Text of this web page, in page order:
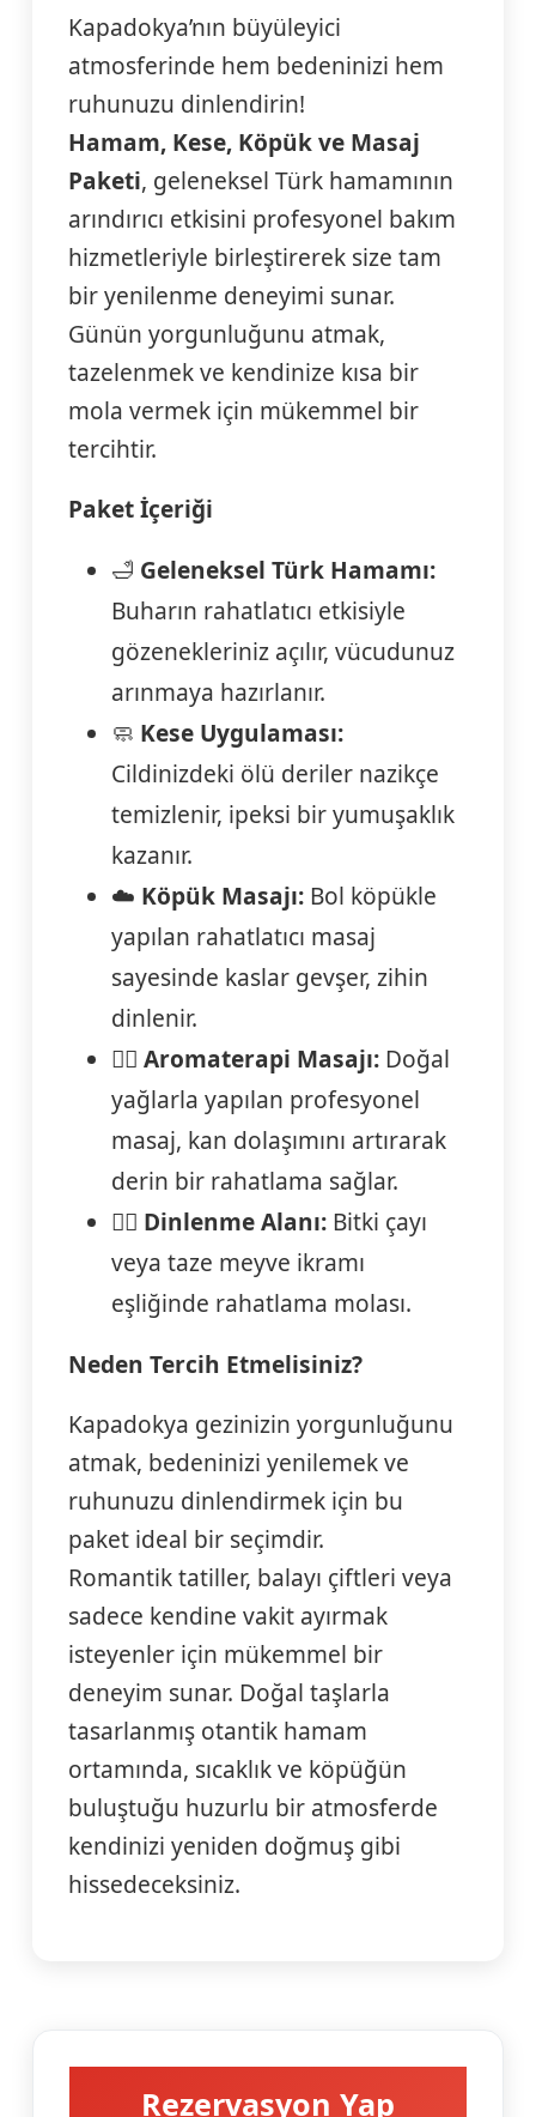
Kapadokya’nın büyüleyici
atmosferinde hem bedeninizi hem
ruhunuzu dinlendirin!
Hamam, Kese, Köpük ve Masaj
Paketi, geleneksel Türk hamamının
arındırıcı etkisini profesyonel bakım
hizmetleriyle birleştirerek size tam
bir yenilenme deneyimi sunar.
Günün yorgunluğunu atmak,
tazelenmek ve kendinize kısa bir
mola vermek için mükemmel bir
tercihtir.
Paket İçeriği
🛁 Geleneksel Türk Hamamı:
Buharın rahatlatıcı etkisiyle
gözenekleriniz açılır, vücudunuz
arınmaya hazırlanır.
🧼 Kese Uygulaması:
Cildinizdeki ölü deriler nazikçe
temizlenir, ipeksi bir yumuşaklık
kazanır.
☁️ Köpük Masajı: Bol köpükle
yapılan rahatlatıcı masaj
sayesinde kaslar gevşer, zihin
dinlenir.
💆‍♀️ Aromaterapi Masajı: Doğal
yağlarla yapılan profesyonel
masaj, kan dolaşımını artırarak
derin bir rahatlama sağlar.
🧖‍♀️ Dinlenme Alanı: Bitki çayı
veya taze meyve ikramı
eşliğinde rahatlama molası.
Neden Tercih Etmelisiniz?
Kapadokya gezinizin yorgunluğunu
atmak, bedeninizi yenilemek ve
ruhunuzu dinlendirmek için bu
paket ideal bir seçimdir.
Romantik tatiller, balayı çiftleri veya
sadece kendine vakit ayırmak
isteyenler için mükemmel bir
deneyim sunar. Doğal taşlarla
tasarlanmış otantik hamam
ortamında, sıcaklık ve köpüğün
buluştuğu huzurlu bir atmosferde
kendinizi yeniden doğmuş gibi
hissedeceksiniz.
Rezervasyon Yap